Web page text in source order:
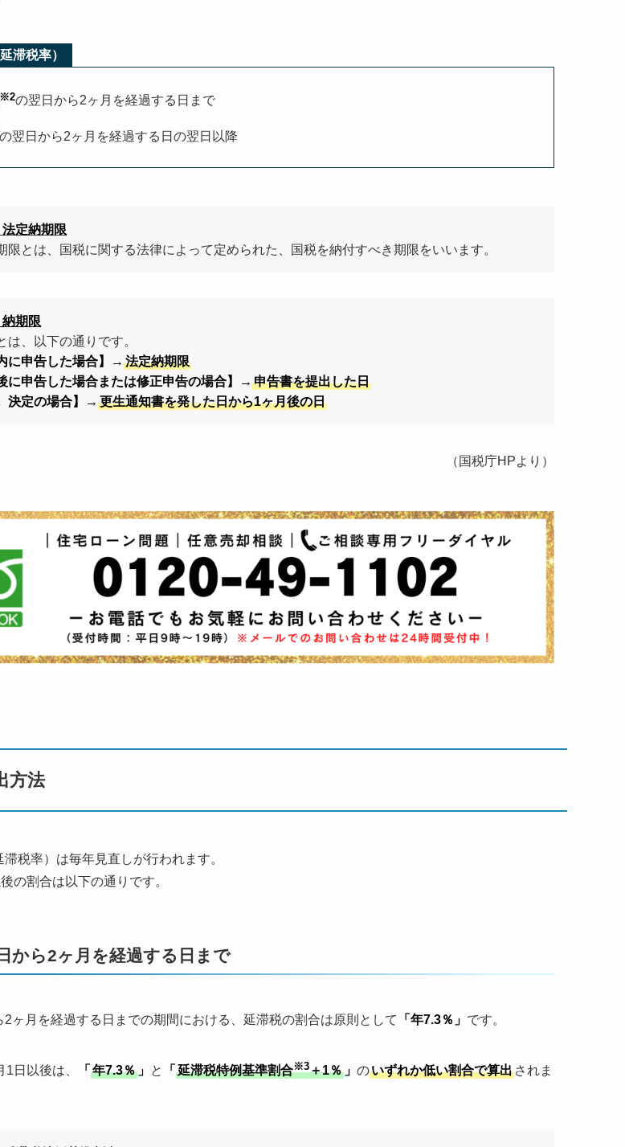
滞税率）
※2の翌日から2ヶ月を経過する日まで
の翌日から2ヶ月を経過する日の翌日以降
定納期限
限とは、国税に関する法律によって定められた、国税を納付すべき期限をいいます。
期限
は、以下の通りです。
に申告した場合】
→ 法定納期限
に申告した場合または修正申告の場合】→ 申告書を提出した日
決定の場合】→ 更生通知書を発した日から1ヶ月後の日
（国税庁HPより）
方法
税率）は毎年見直しが行われます。
の割合は以下の通りです。
から2ヶ月を経過する日まで
2ヶ月を経過する日までの期間における、延滞税の割合は原則として 「年7.3％」 です。
1 日以後は、 「 年7.3％ 」 と 「 延滞税特例基準割合※3＋1％ 」 のいずれか低い割合で算出 されま